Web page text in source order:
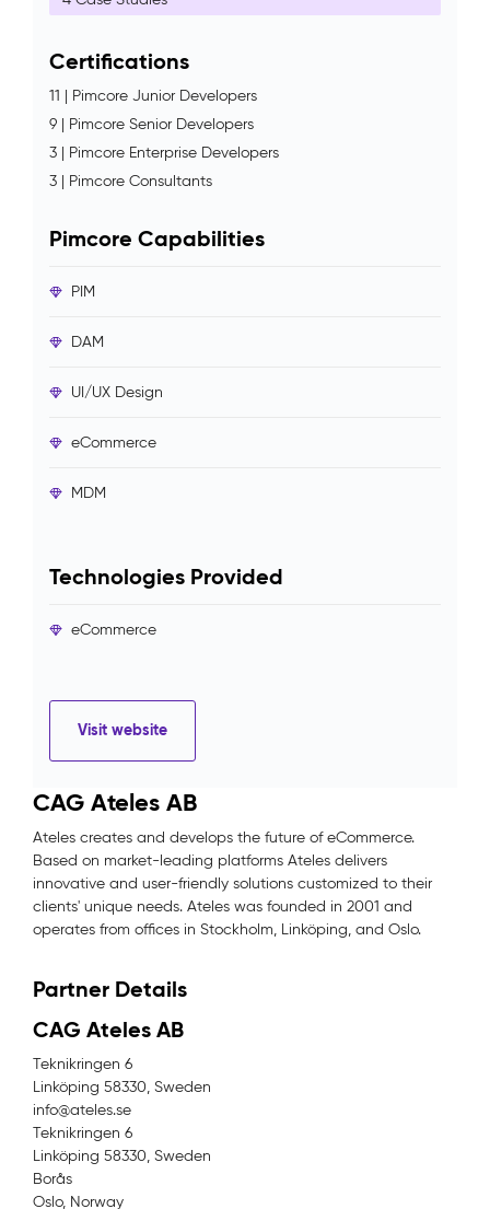
Certifications
11 | Pimcore Junior Developers
9 | Pimcore Senior Developers
3 | Pimcore Enterprise Developers
3 | Pimcore Consultants
Pimcore Capabilities
PIM
DAM
UI/UX Design
eCommerce
MDM
Technologies Provided
eCommerce
Visit website
CAG Ateles AB
Ateles creates and develops the future of eCommerce.
Based on market-leading platforms Ateles delivers
innovative and user-friendly solutions customized to their
clients' unique needs. Ateles was founded in 2001 and
operates from offices in Stockholm, Linköping, and Oslo.
Partner Details
CAG Ateles AB
Teknikringen 6
Linköping 58330, Sweden
info@ateles.se
Teknikringen 6
Linköping 58330, Sweden
Borås
Oslo, Norway